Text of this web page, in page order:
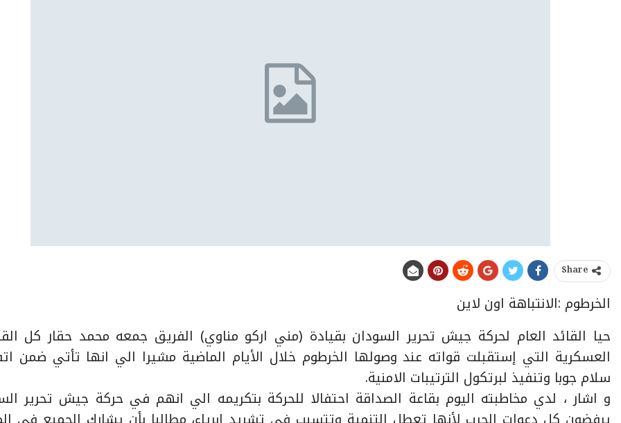
Share
الخرطوم :الانتباهة اون لاين
حيا القائد العام لحركة جيش تحرير السودان بقيادة (مني اركو مناوي) الفريق جمعه محمد حقار كل
العسكرية التي إستقبلت قواته عند وصولها الخرطوم خلال الأيام الماضية مشيرا الي انها تأتي ضمن
سلام جوبا وتنفيذ لبرتكول الترتيبات الامنية.
و اشار ، لدي مخاطبته اليوم بقاعة الصداقة احتفالا للحركة بتكريمه الي انهم في حركة جيش تحرير